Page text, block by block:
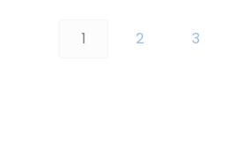
1 2 3